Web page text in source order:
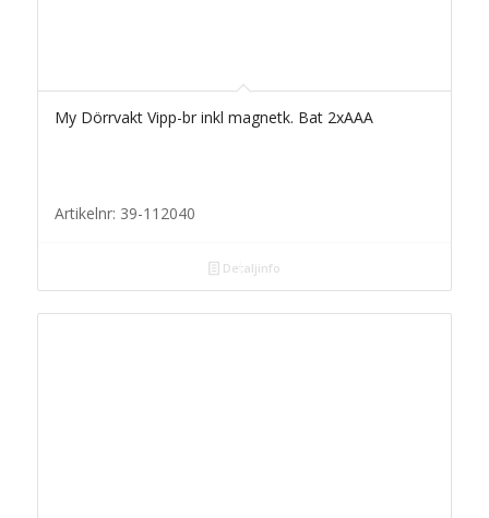
My Dörrvakt Vipp-br inkl magnetk. Bat 2xAAA
Artikelnr: 39-112040
Detaljinfo